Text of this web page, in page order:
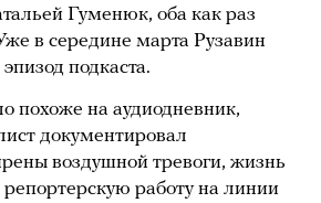
Гуменюк, оба как раз
в середине марта Рузавин
подкаста.
похоже на аудиодневник,
документировал
воздушной тревоги, жизнь
работу на линии